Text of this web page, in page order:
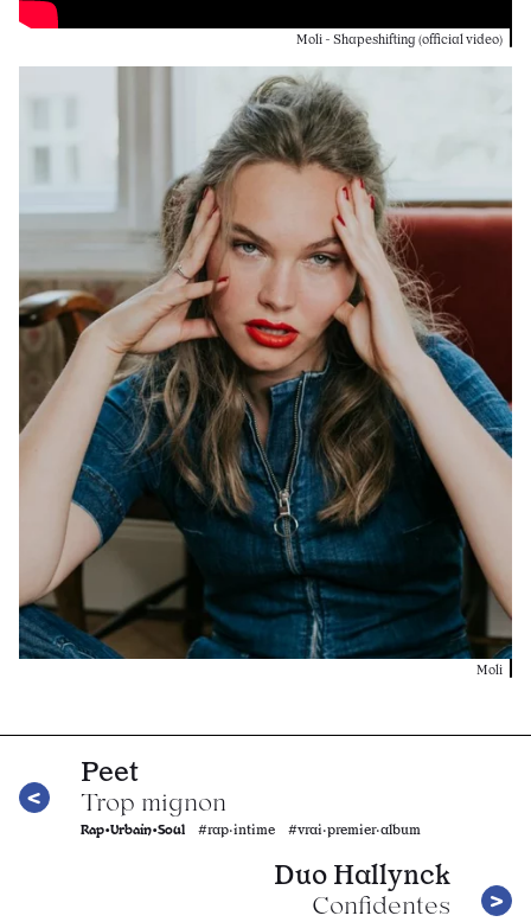
Moli - Shapeshifting (official video)
Moli
Peet
Trop mignon
Rap•Urbain•Soul #rap·intime #vrai·premier·album
Duo Hallynck
Confidentes